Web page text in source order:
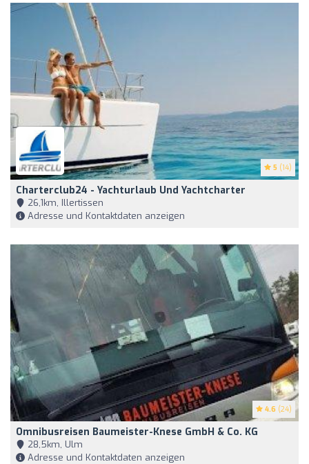
5 (14)
Charterclub24 - Yachturlaub Und Yachtcharter
26,1km, Illertissen
Adresse und Kontaktdaten anzeigen
4.6 (24)
Omnibusreisen Baumeister-Knese GmbH & Co. KG
28,5km, Ulm
Adresse und Kontaktdaten anzeigen